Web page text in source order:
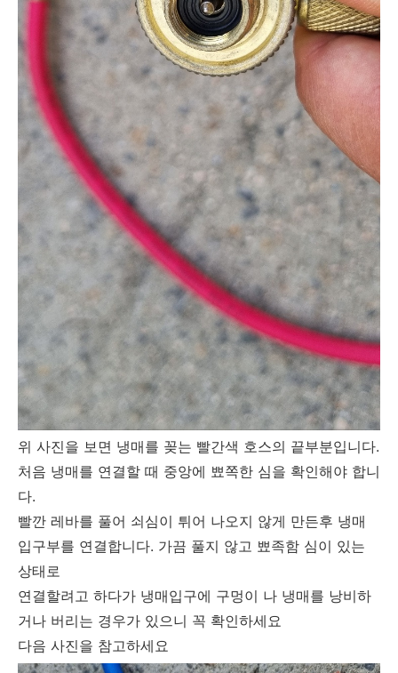
위 사진을 보면 냉매를 꽂는 빨간색 호스의 끝부분입니다.
처음 냉매를 연결할 때 중앙에 뾰쪽한 심을 확인해야 합니
다.
빨깐 레바를 풀어 쇠심이 튀어 나오지 않게 만든후 냉매
입구부를 연결합니다. 가끔 풀지 않고 뾰족함 심이 있는
상태로
연결할려고 하다가 냉매입구에 구멍이 나 냉매를 낭비하
거나 버리는 경우가 있으니 꼭 확인하세요
다음 사진을 참고하세요